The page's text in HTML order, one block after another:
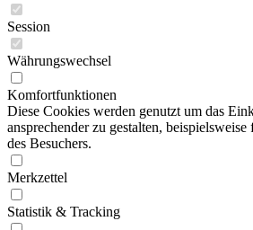
Session
Währungswechsel
Komfortfunktionen
Diese Cookies werden genutzt um das
ansprechender zu gestalten,
des Besuchers.
Merkzettel
Statistik & Tracking